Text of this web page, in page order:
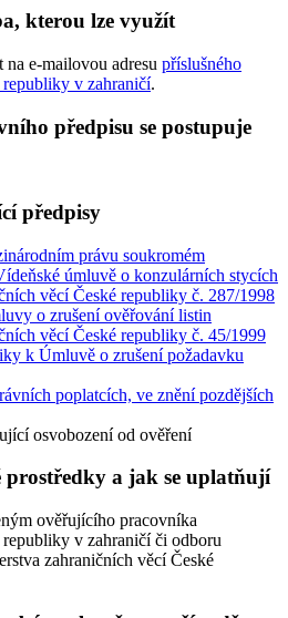
kterou lze využít
na e-mailovou adresu příslušného
republiky v zahraničí.
předpisu se postupuje
předpisy
právu soukromém
úmluvě o konzulárních stycích
věcí České republiky č. 287/1998
o zrušení ověřování listin
věcí České republiky č. 45/1999
k Úmluvě o zrušení požadavku
poplatcích, ve znění pozdějších
osvobození od ověření
prostředky a jak se uplatňují
ověřujícího pracovníka
republiky v zahraničí či odboru
zahraničních věcí České